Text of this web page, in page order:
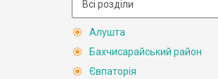
Алушта
Бахчисарайський район
Євпаторія